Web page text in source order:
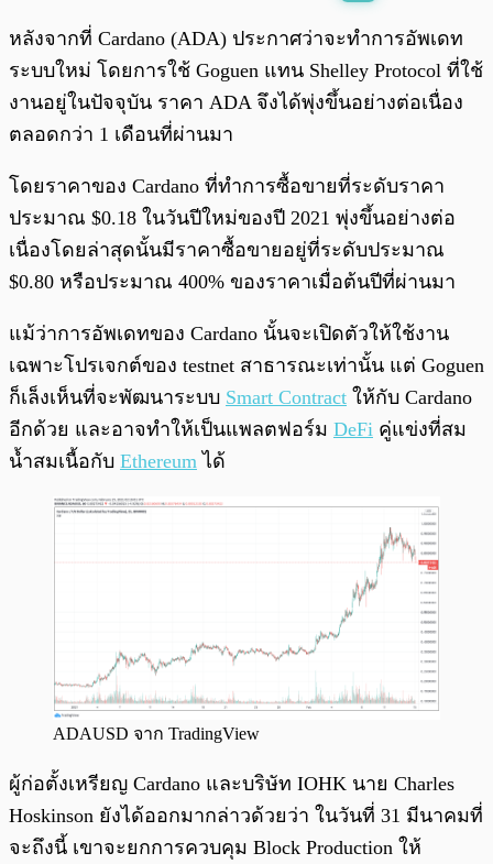
พร้อมเล่น /
หลังจากที่ Cardano (ADA) ประกาศว่าจะทำการอัพเดท
ระบบใหม่ โดยการใช้ Goguen แทน Shelley Protocol ที่ใช้
งานอยู่ในปัจจุบัน ราคา ADA จึงได้พุ่งขึ้นอย่างต่อเนื่อง
ตลอดกว่า 1 เดือนที่ผ่านมา
โดยราคาของ Cardano ที่ทำการซื้อขายที่ระดับราคา
ประมาณ $0.18 ในวันปีใหม่ของปี 2021 พุ่งขึ้นอย่างต่อ
เนื่องโดยล่าสุดนั้นมีราคาซื้อขายอยู่ที่ระดับประมาณ
$0.80 หรือประมาณ 400% ของราคาเมื่อต้นปีที่ผ่านมา
แม้ว่าการอัพเดทของ Cardano นั้นจะเปิดตัวให้ใช้งาน
เฉพาะโปรเจกต์ของ testnet สาธารณะเท่านั้น แต่ Goguen
ก็เล็งเห็นที่จะพัฒนาระบบ Smart Contract ให้กับ Cardano
อีกด้วย และอาจทำให้เป็นแพลตฟอร์ม DeFi คู่แข่งที่สม
น้ำสมเนื้อกับ Ethereum ได้
ADAUSD จาก TradingView
ผู้ก่อตั้งเหรียญ Cardano และบริษัท IOHK นาย Charles
Hoskinson ยังได้ออกมากล่าวด้วยว่า ในวันที่ 31 มีนาคมที่
จะถึงนี้ เขาจะยกการควบคุม Block Production ให้